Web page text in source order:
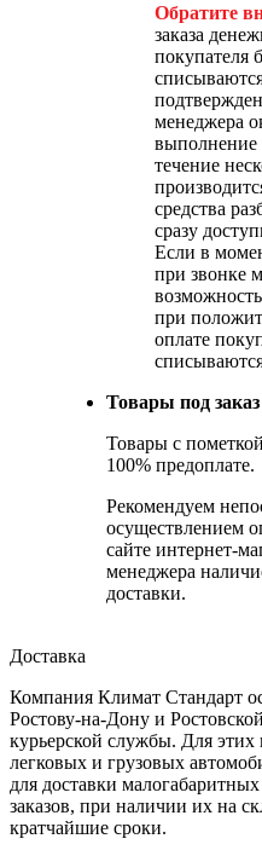
Обратите
заказа
покупателя
менеджера
выполнение
течение
средства
сразу
Если в
при звонке
при
оплате
Товары под заказ
Товары с
100% предоплате.
Рекомендуем
осуществлением
сайте интернет-
менеджера
доставки.
Доставка
Компания Климат Стандарт
Ростову-на-Дону и
курьерской службы. Для этих
легковых и грузовых
для доставки
заказов, при наличии их на
кратчайшие сроки.